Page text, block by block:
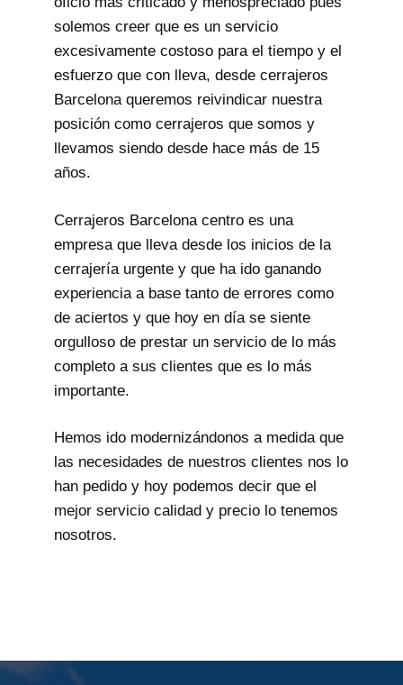
solemos creer que es un servicio
excesivamente costoso para el tiempo y el
esfuerzo que con lleva, desde cerrajeros
Barcelona queremos reivindicar nuestra
posición como cerrajeros que somos y
llevamos siendo desde hace más de 15
años.
Cerrajeros Barcelona centro es una
empresa que lleva desde los inicios de la
cerrajería urgente y que ha ido ganando
experiencia a base tanto de errores como
de aciertos y que hoy en día se siente
orgulloso de prestar un servicio de lo más
completo a sus clientes que es lo más
importante.
Hemos ido modernizándonos a medida que
las necesidades de nuestros clientes nos lo
han pedido y hoy podemos decir que el
mejor servicio calidad y precio lo tenemos
nosotros.